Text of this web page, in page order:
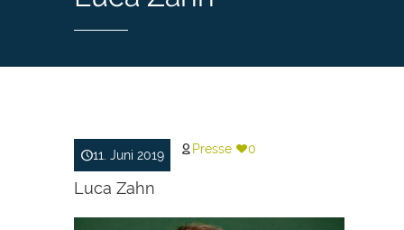
11. Juni 2019 Presse 0
Luca Zahn